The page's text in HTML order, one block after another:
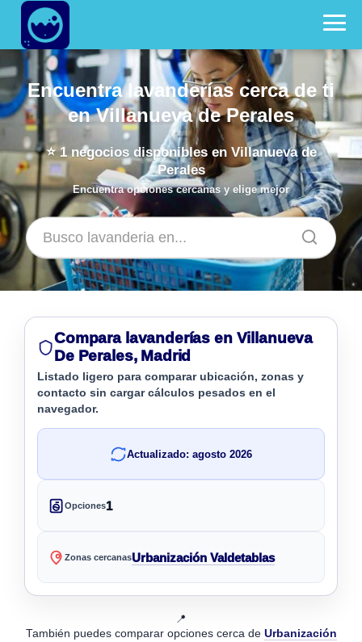
Encuentra lavanderías cerca de ti
en Villanueva de Perales
⭐ 1negocios disponibles en Villanueva de
Perales
Encuentra opciones cercanas y elige mejor
Compara lavanderías en Villanueva
De Perales, Madrid
Listado ligero para comparar ubicación, zonas y
contacto sin cargar cálculos pesados en el
navegador.
Actualizado: agosto 2026
Opciones1
Zonas cercanasUrbanización Valdetablas
📍
También puedes comparar opciones cerca de Urbanización